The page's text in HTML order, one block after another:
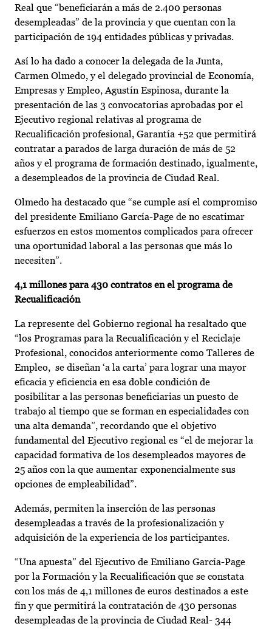
Real que “beneficiarán a más de 2.400 personas
desempleadas” de la provincia y que cuentan con la
participación de 194 entidades públicas y privadas.
Así lo ha dado a conocer la delegada de la Junta,
Carmen Olmedo, y el delegado provincial de Economía,
Empresas y Empleo, Agustín Espinosa, durante la
presentación de las 3 convocatorias aprobadas por el
Ejecutivo regional relativas al programa de
Recualificación profesional, Garantía +52 que permitirá
contratar a parados de larga duración de más de 52
años y el programa de formación destinado, igualmente,
a desempleados de la provincia de Ciudad Real.
Olmedo ha destacado que “se cumple así el compromiso
del presidente Emiliano García-Page de no escatimar
esfuerzos en estos momentos complicados para ofrecer
una oportunidad laboral a las personas que más lo
necesiten”.
4,1 millones para 430 contratos en el programa de
Recualificación
La represente del Gobierno regional ha resaltado que
“los Programas para la Recualificación y el Reciclaje
Profesional, conocidos anteriormente como Talleres de
Empleo, se diseñan ‘a la carta’ para lograr una mayor
eficacia y eficiencia en esa doble condición de
posibilitar a las personas beneficiarias un puesto de
trabajo al tiempo que se forman en especialidades con
una alta demanda”, recordando que el objetivo
fundamental del Ejecutivo regional es “el de mejorar la
capacidad formativa de los desempleados mayores de
25 años con la que aumentar exponencialmente sus
opciones de empleabilidad”.
Además, permiten la inserción de las personas
desempleadas a través de la profesionalización y
adquisición de la experiencia de los participantes.
“Una apuesta” del Ejecutivo de Emiliano García-Page
por la Formación y la Recualificación que se constata
con los más de 4,1 millones de euros destinados a este
fin y que permitirá la contratación de 430 personas
desempleadas de la provincia de Ciudad Real- 344